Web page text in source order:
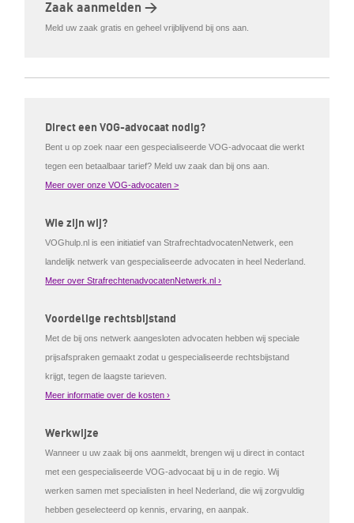
Zaak aanmelden >
Meld uw zaak gratis en geheel vrijblijvend bij ons aan.
Direct een VOG-advocaat nodig?
Bent u op zoek naar een gespecialiseerde VOG-advocaat die werkt
tegen een betaalbaar tarief? Meld uw zaak dan bij ons aan.
Meer over onze VOG-advocaten >
Wie zijn wij?
VOGhulp.nl is een initiatief van StrafrechtadvocatenNetwerk, een
landelijk netwerk van gespecialiseerde advocaten in heel Nederland.
Meer over StrafrechtenadvocatenNetwerk.nl ›
Voordelige rechtsbijstand
Met de bij ons netwerk aangesloten advocaten hebben wij speciale
prijsafspraken gemaakt zodat u gespecialiseerde rechtsbijstand
krijgt, tegen de laagste tarieven.
Meer informatie over de kosten ›
Werkwijze
Wanneer u uw zaak bij ons aanmeldt, brengen wij u direct in contact
met een gespecialiseerde VOG-advocaat bij u in de regio. Wij
werken samen met specialisten in heel Nederland, die wij zorgvuldig
hebben geselecteerd op kennis, ervaring, en aanpak.